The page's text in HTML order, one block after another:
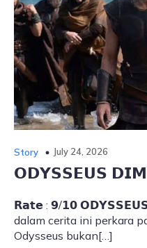
Story July 24, 2026
𝗢𝗗𝗬𝗦𝗦𝗘𝗨𝗦
𝗥𝗮𝘁𝗲 : 𝟵/𝟭𝟬
dalam cerita ini perkara
Odysseus bukan[…]